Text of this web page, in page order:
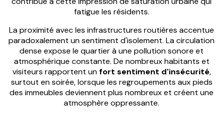
fatigue les résidents.
La proximité avec les infrastructures routières accentue
paradoxalement un sentiment d'isolement. La circulation
dense expose le quartier à une pollution sonore et
atmosphérique constante. De nombreux habitants et
visiteurs rapportent unfort sentiment d'insécurité,
surtout en soirée, lorsque les regroupements aux pieds
des immeubles deviennent plus nombreux et créent une
atmosphère oppressante.